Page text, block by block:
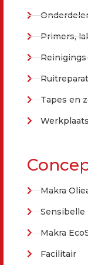
Primers,
Tapes en
Makra
Sensibelle
Makra
Facilitair